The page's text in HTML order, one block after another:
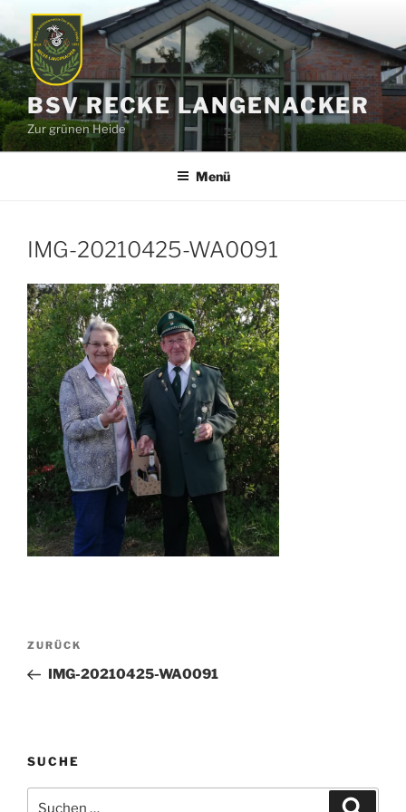
Inhalt
springen
BSV RECKE LANGENACKER
Zur grünen Heide
Menü
IMG-20210425-WA0091
Beitragsnavigation
Vorheriger
Beitrag
ZURÜCK
IMG-20210425-WA0091
SUCHE